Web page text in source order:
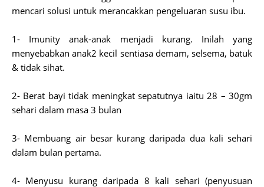
mencari solusi untuk merancakkan pengeluaran susu ibu.
1- Imunity anak-anak menjadi kurang. Inilah yang
menyebabkan anak2 kecil sentiasa demam, selsema, batuk
& tidak sihat.
2- Berat bayi tidak meningkat sepatutnya iaitu 28 – 30gm
sehari dalam masa 3 bulan
3- Membuang air besar kurang daripada dua kali sehari
dalam bulan pertama.
4- Menyusu kurang daripada 8 kali sehari (penyusuan